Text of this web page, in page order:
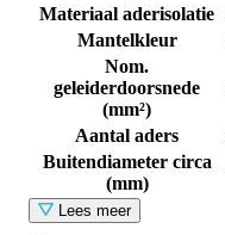
Materiaal aderisolatie
Mantelkleur
Nom.
geleiderdoorsnede
(mm²)
Aantal aders
Buitendiameter circa
(mm)
Lees meer